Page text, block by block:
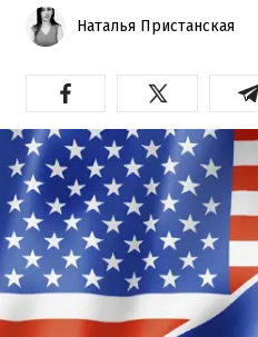
Наталья Пристанская